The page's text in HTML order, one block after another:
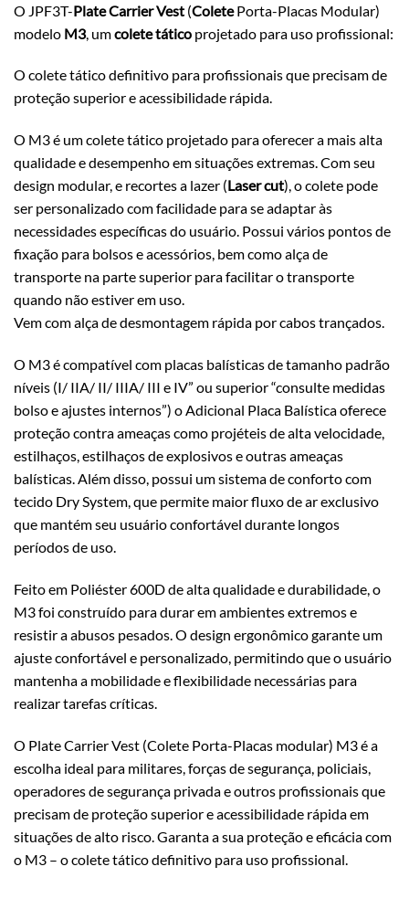
O JPF3T-Plate Carrier Vest (ColetePorta-Placas Modular)
modelo M3, umcolete tático projetado para uso profissional:
O colete tático definitivo para profissionais que precisam de
proteção superior e acessibilidade rápida.
O M3 é um colete tático projetado para oferecer a mais alta
qualidade e desempenho em situações extremas. Com seu
design modular, e recortes a lazer (Laser cut), o colete pode
ser personalizado com facilidade para se adaptar às
necessidades específicas do usuário. Possui vários pontos de
fixação para bolsos e acessórios, bem como alça de
transporte na parte superior para facilitar o transporte
quando não estiver em uso.
Vem com alça de desmontagem rápida por cabos trançados.
O M3 é compatível com placas balísticas de tamanho padrão
níveis (I/ IIA/ II/ IIIA/ III e IV” ou superior “consulte medidas
bolso e ajustes internos”) o Adicional Placa Balística oferece
proteção contra ameaças como projéteis de alta velocidade,
estilhaços, estilhaços de explosivos e outras ameaças
balísticas. Além disso, possui um sistema de conforto com
tecido Dry System, que permite maior fluxo de ar exclusivo
que mantém seu usuário confortável durante longos
períodos de uso.
Feito em Poliéster 600D de alta qualidade e durabilidade, o
M3 foi construído para durar em ambientes extremos e
resistir a abusos pesados. O design ergonômico garante um
ajuste confortável e personalizado, permitindo que o usuário
mantenha a mobilidade e flexibilidade necessárias para
realizar tarefas críticas.
O Plate Carrier Vest (Colete Porta-Placas modular) M3 é a
escolha ideal para militares, forças de segurança, policiais,
operadores de segurança privada e outros profissionais que
precisam de proteção superior e acessibilidade rápida em
situações de alto risco. Garanta a sua proteção e eficácia com
o M3 – o colete tático definitivo para uso profissional.